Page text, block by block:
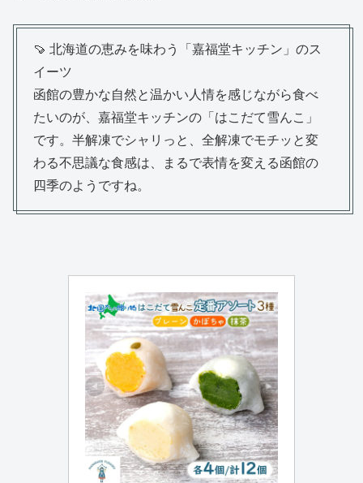
🍠 北海道の恵みを味わう「嘉福堂キッチン」のス
イーツ
函館の豊かな自然と温かい人情を感じながら食べ
たいのが、嘉福堂キッチンの「はこだて雪んこ」
です。半解凍でシャリっと、全解凍でモチッと変
わる不思議な食感は、まるで表情を変える函館の
四季のようですね。